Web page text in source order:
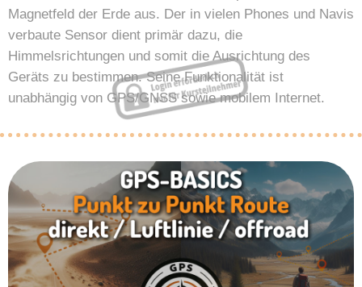
Magnetfeld der Erde aus. Der in vielen Phones und Navis
verbaute Sensor dient primär dazu, die
Himmelsrichtungen und somit die Ausrichtung des
Geräts zu bestimmen. Seine Funktionalität ist
unabhängig von GPS/GNSS sowie mobilem Internet.